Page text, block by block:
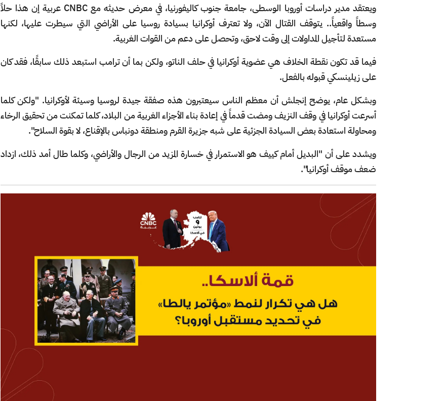
ويعتقد مدير دراسات أوروبا الوسطى، جامعة جنوب كاليفورنيا، في معرض حديثه مع CNBC عربية إن هذا حلاً
وسطاً واقعياً.. يتوقف القتال الآن، ولا تعترف أوكرانيا بسيادة روسيا على الأراضي التي سيطرت عليها، لكنها
مستعدة لتأجيل المداولات إلى وقت لاحق، وتحصل على دعم من القوات الغربية.
فيما قد تكون نقطة الخلاف هي عضوية أوكرانيا في حلف الناتو، ولكن بما أن ترامب استبعد ذلك سابقًا، فقد كان
على زيلينسكي قبوله بالفعل.
وبشكل عام، يوضح إنجلش أن معظم الناس سيعتبرون هذه صفقة جيدة لروسيا وسيئة لأوكرانيا. "ولكن كلما
أسرعت أوكرانيا في وقف النزيف ومضت قدماً في إعادة بناء الأجزاء الغربية من البلاد، كلما تمكنت من تحقيق الرخاء
ومحاولة استعادة بعض السيادة الجزئية على شبه جزيرة القرم ومنطقة دونباس بالإقناع، لا بقوة السلاح".
ويشدد على أن "البديل أمام كييف هو الاستمرار في خسارة المزيد من الرجال والأراضي، وكلما طال أمد ذلك، ازداد
ضعف موقف أوكرانيا".